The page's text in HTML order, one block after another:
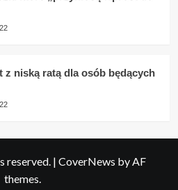
z niską ratą dla osób będących
reserved. | CoverNews by AF
themes.